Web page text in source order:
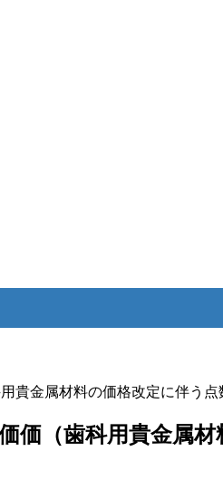
貴金属材料の価格改定に伴う点
価（歯科用貴金属